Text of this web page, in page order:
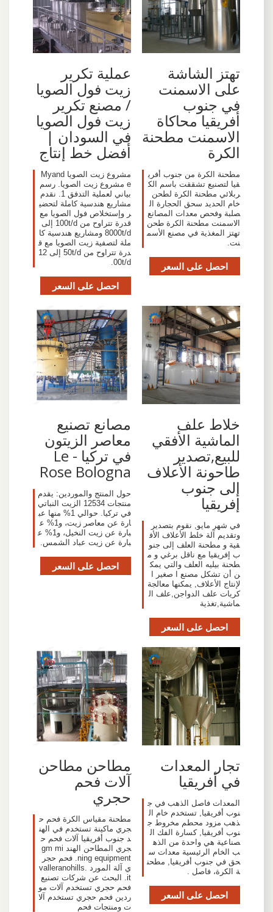
تهتز الشاشة
على الاسمنت
في جنوب
أفريقيا محاكاة
الاسمنت مطحنة
الكرة
مطحنة الكرة من جنوب أفري
قيا لتصنيع تشققت باسم الك
ربلائي مطحنة الكرة لطحن
خام الحديد سحق الحجارة ال
صلبة وفحص معدات المصانع
الاسمنت مطحنة الكرة طحن
تهتز المغذية في مصنع الأسم
نت.
احصل على السعر
عملية تكرير
زيت فول الصويا
/ مصنع تكرير
زيت فول الصويا
في السودان |
أفضل خط إنتاج
مشروع زيت الصويا Myand
e مشروع زيت الصويا. رسم
بياني لعملية التدفق 1. نقدم
مشاريع هندسية كاملة لتحضي
ر وإستخلاص فول الصويا مع
قدرة تتراوح من 100t/d إلى
8000t/d ومشاريع هندسية كا
ملة لتصفية زيت الصويا مع ق
درة تتراوح من 50t/d إلى 12
00t/d.
احصل على السعر
خلاط علف
الماشية الأفقي
للبيع,تصدير
طاحونة الأعلاف
إلى جنوب
إفريقيا
في شهر مايو, نقوم بتصدير
وتقديم آلة خلط الأعلاف الأف
قية و مطحنة العلف إلى جنو
ب إفريقيا مع ناقل برغي و م
طحنة بيليه العلف والتي يمك
ن أن تشكل مصنع ا صغير ا
لإنتاج الأعلاف, يمكنها معالجة
كريات علف الدواجن,علف ال
ماشية,تغذية
احصل على السعر
مصانع تصنيع
معاصر الزيتون
في تركيا - Le
Rose Bologna
حول المنتج والموردين: يقدم
منتجات 12534 الزيت النباتي
في تركيا. حوالي 1% منها عب
ارة عن معاصر زيت، و1% ع
بارة عن زيت النخيل، و1% ع
بارة عن زيت عباد الشمس.
احصل على السعر
تجار المعدات
في أفريقيا
المعدات فاصل الذهب في ج
نوب أفريقيا, تستخدم خام ال
ذهب مزود محطم مخروط ج
نوب أفريقيا, كسارة الفك ال
صناعية هي واحدة من الذه
ب الخام الرئيسية معدات س
حق في جنوب أفريقيا, مطحن
ة الكرة، فاصل .
احصل على السعر
مطاحن مطاحن
آلات فحم
حجري
مطحنة مقياس الكرة فحم ح
جري ماكينة تستخدم في الهن
د جنوب أفريقيا آلات فحم ح
جري المطاحن الهند gm mi
ning equipment. فحم حجر
ي آلة المورد valleranohills.
it. البحث عن شركات تصنيع
فحم حجري تستخدم آلات مو
ردين فحم حجري تستخدم آلا
ت ومنتجات فحم